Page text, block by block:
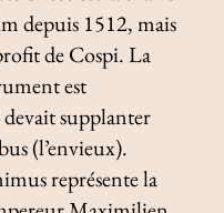
depuis 1512, mais
de Cospi. La
est
supplanter
(l’envieux).
représente la